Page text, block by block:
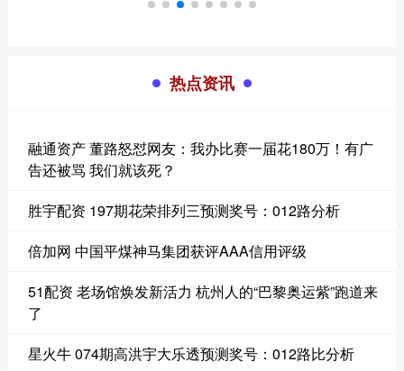
热点资讯
融通资产 董路怒怼网友：我办比赛一届花180万！有广
告还被骂 我们就该死？
胜宇配资 197期花荣排列三预测奖号：012路分析
倍加网 中国平煤神马集团获评AAA信用评级
51配资 老场馆焕发新活力 杭州人的“巴黎奥运紫”跑道来
了
星火牛 074期高洪宇大乐透预测奖号：012路比分析